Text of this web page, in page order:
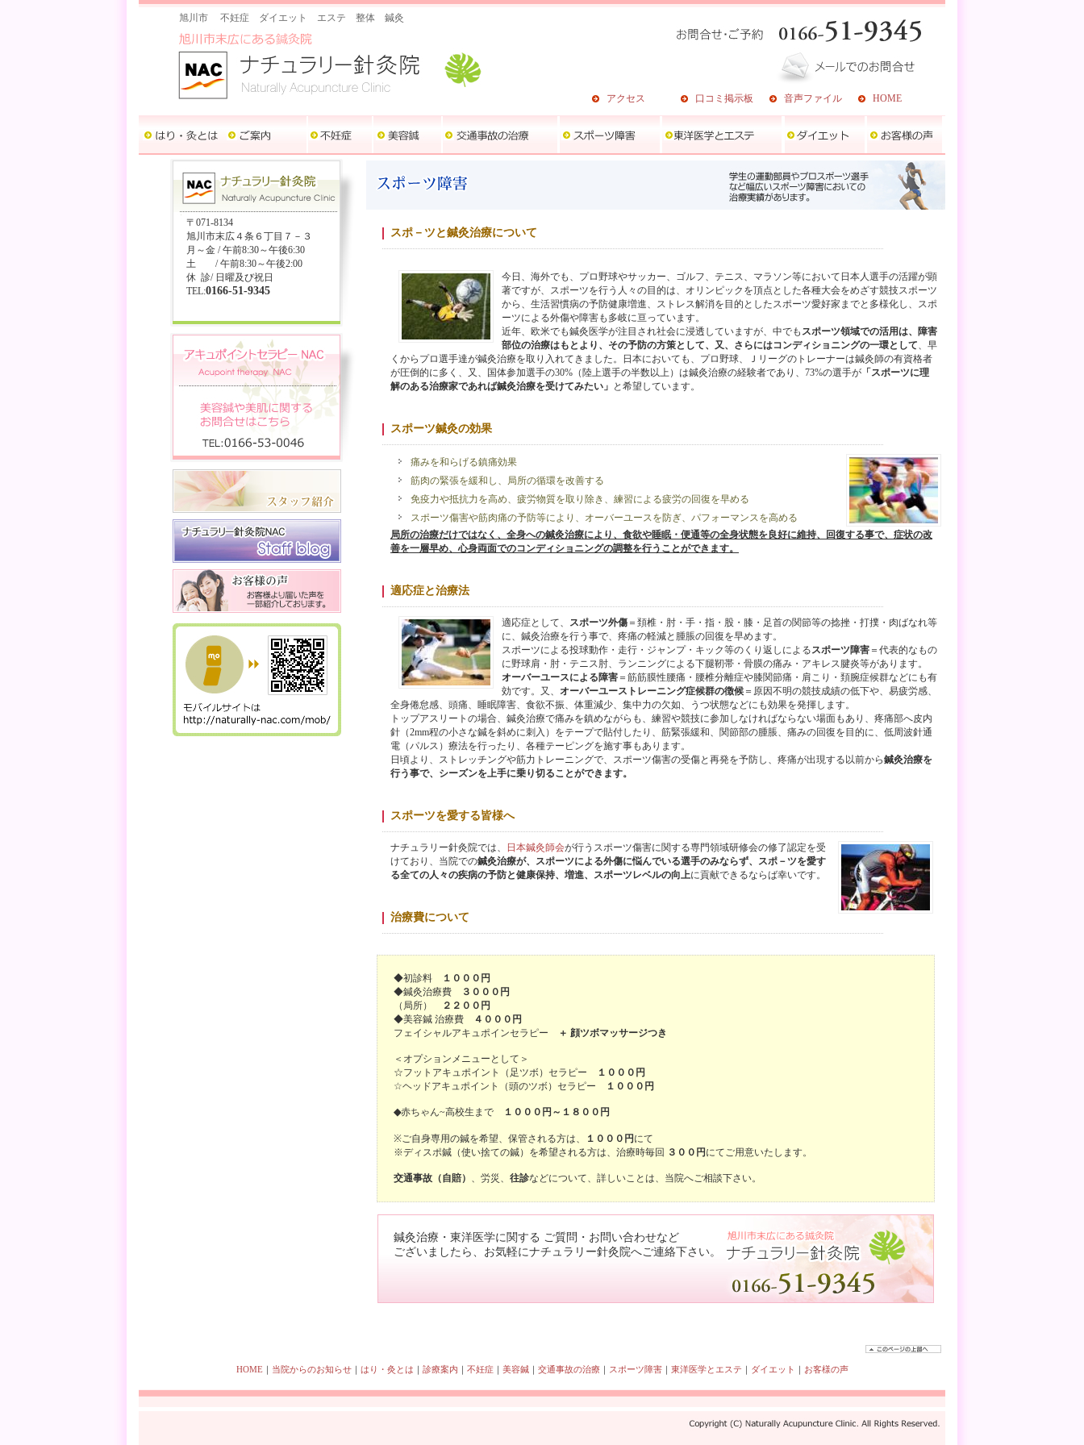
旭川市 不妊症 ダイエット エステ 整体 鍼灸
HOME
音声ファイル
口コミ掲示板
アクセス
〒071-8134
旭川市末広４条６丁目７－３
月～金 / 午前8:30～午後6:30
土 / 午前8:30～午後2:00
休 診/ 日曜及び祝日
TEL:0166-51-9345
スポ－ツと鍼灸治療について
今日、海外でも、プロ野球やサッカー、ゴルフ、テニス、マラソン等において日本人選手の活躍が顕
著ですが、スポーツを行う人々の目的は、オリンピックを頂点とした各種大会をめざす競技スポーツ
から、生活習慣病の予防健康増進、ストレス解消を目的としたスポーツ愛好家までと多様化し、スポ
ーツによる外傷や障害も多岐に亘っています。
近年、欧米でも鍼灸医学が注目され社会に浸透していますが、中でも スポーツ領域での活用は、障害
部位の治療はもとより、その予防の方策として、又、さらにはコンディショニングの一環として、早
くからプロ選手達が鍼灸治療を取り入れてきました。日本においても、プロ野球、Ｊリーグのトレーナーは鍼灸師の有資格者
が圧倒的に多く、又、国体参加選手の30%（陸上選手の半数以上）は鍼灸治療の経験者であり、73%の選手が 「スポーツに理
解のある治療家であれば鍼灸治療を受けてみたい」 と希望しています。
スポーツ鍼灸の効果
痛みを和らげる鎮痛効果
筋肉の緊張を緩和し、局所の循環を改善する
免疫力や抵抗力を高め、疲労物質を取り除き、練習による疲労の回復を早める
スポーツ傷害や筋肉痛の予防等により、オーバーユースを防ぎ、パフォーマンスを高める
局所の治療だけではなく、全身への鍼灸治療により、食欲や睡眠・便通等の全身状態を良好に維持、回復する事で、症状の改
善を一層早め、心身両面でのコンディショニングの調整を行うことができます。
適応症と治療法
適応症として、 スポーツ外傷 ＝頚椎・肘・手・指・股・膝・足首の関節等の捻挫・打撲・肉ばなれ等
に、鍼灸治療を行う事で、疼痛の軽減と腫脹の回復を早めます。
スポーツによる投球動作・走行・ジャンプ・キック等のくり返しによるスポーツ障害 ＝代表的なもの
に野球肩・肘・テニス肘、ランニングによる下腿靭帯・骨膜の痛み・アキレス腱炎等があります。
オーバーユースによる障害 ＝筋筋膜性腰痛・腰椎分離症や膝関節痛・肩こり・頚腕症候群などにも有
効です。又、 オーバーユーストレーニング症候群の徴候 ＝原因不明の競技成績の低下や、易疲労感、
全身倦怠感、頭痛、睡眠障害、食欲不振、体重減少、集中力の欠如、うつ状態などにも効果を発揮します。
トップアスリートの場合、鍼灸治療で痛みを鎮めながらも、練習や競技に参加しなければならない場面もあり、疼痛部へ皮内
針（2mm程の小さな鍼を斜めに刺入）をテープで貼付したり、筋緊張緩和、関節部の腫脹、痛みの回復を目的に、低周波針通
電（パルス）療法を行ったり、各種テーピングを施す事もあります。
日頃より、ストレッチングや筋力トレーニングで、スポーツ傷害の受傷と再発を予防し、疼痛が出現する以前から鍼灸治療を
行う事で、シーズンを上手に乗り切ることができます。
スポーツを愛する皆様へ
ナチュラリー針灸院では、 日本鍼灸師会が行うスポーツ傷害に関する専門領域研修会の修了認定を受
けており、当院での鍼灸治療が、スポーツによる外傷に悩んでいる選手のみならず、スポ－ツを愛す
る全ての人々の疾病の予防と健康保持、増進、スポーツレベルの向上に貢献できるならば幸いです。
治療費について
◆初診料
１０００円
◆鍼灸治療費
３０００円
（局所）
２２００円
◆美容鍼 治療費
４０００円
フェイシャルアキュポインセラピー ＋ 顔ツボマッサージつき
＜オプションメニューとして＞
☆フットアキュポイント（足ツボ）セラピー
１０００円
☆ヘッドアキュポイント（頭のツボ）セラピー
１０００円
◆赤ちゃん~高校生まで １０００円～１８００円
※ご自身専用の鍼を希望、保管される方は、 １０００円 にて
※ディスポ鍼（使い捨ての鍼）を希望される方は、治療時毎回 ３００円 にてご用意いたします。
交通事故（自賠） 、労災、 往診などについて、詳しいことは、当院へご相談下さい。
鍼灸治療・東洋医学に関する ご質問・お問い合わせなど
ございましたら、お気軽にナチュラリー針灸院へご連絡下さい。
HOME｜ 当院からのお知らせ｜ はり・灸とは ｜ 診療案内 ｜ 不妊症｜ 美容鍼｜ 交通事故の治療｜ スポーツ障害｜ 東洋医学とエステ ｜ ダイエット ｜ お客様の声